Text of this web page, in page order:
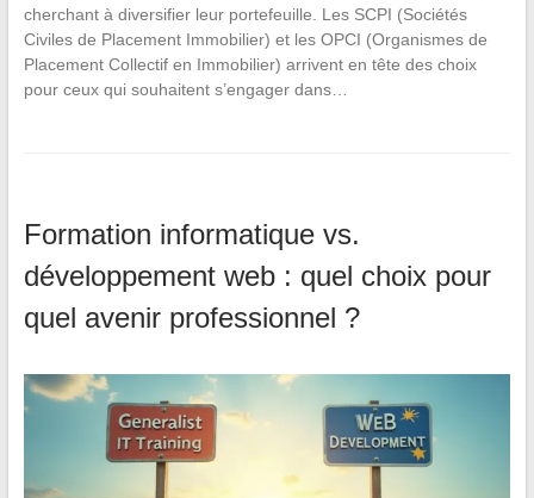
cherchant à diversifier leur portefeuille. Les SCPI (Sociétés
Civiles de Placement Immobilier) et les OPCI (Organismes de
Placement Collectif en Immobilier) arrivent en tête des choix
pour ceux qui souhaitent s’engager dans…
Formation informatique vs.
développement web : quel choix pour
quel avenir professionnel ?